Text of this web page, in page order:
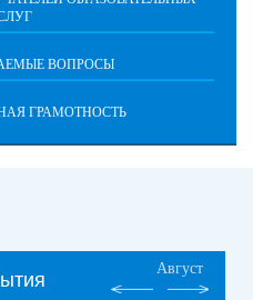
ВОПРОСЫ
ГРАМОТНОСТЬ
Август